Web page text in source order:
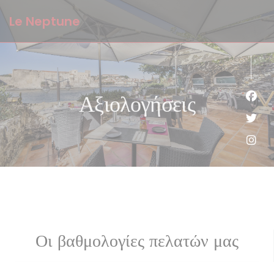
Le Neptune
Αξιολογήσεις
Οι βαθμολογίες πελατών μας